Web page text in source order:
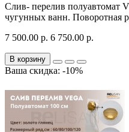
Слив- перелив полуавтомат
чугунных ванн. Поворотная
7 500.00 р. 6 750.00 р.
В корзину
Ваша скидка: -10%